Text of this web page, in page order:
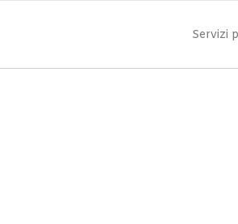
Servizi